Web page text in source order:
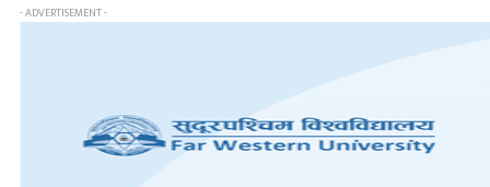
- ADVERTISEMENT -